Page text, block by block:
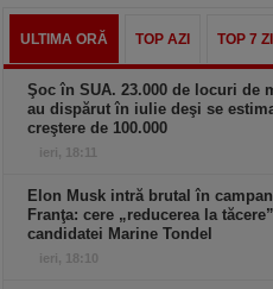
ULTIMA ORĂ TOP AZI TOP 7
Şoc în SUA. 23.000 de locuri de
au dispărut în iulie deşi se
creştere de 100.000
ieri, 18:11
Elon Musk intră brutal în
Franţa: cere „reducerea la
candidatei Marine Tondel
ieri, 18:10